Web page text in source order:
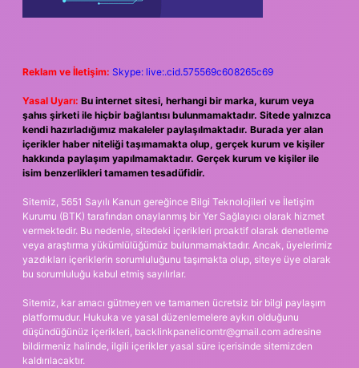
Reklam ve İletişim: Skype: live:.cid.575569c608265c69
Yasal Uyarı: Bu internet sitesi, herhangi bir marka, kurum veya
şahıs şirketi ile hiçbir bağlantısı bulunmamaktadır. Sitede yalnızca
kendi hazırladığımız makaleler paylaşılmaktadır. Burada yer alan
içerikler haber niteliği taşımamakta olup, gerçek kurum ve kişiler
hakkında paylaşım yapılmamaktadır. Gerçek kurum ve kişiler ile
isim benzerlikleri tamamen tesadüfidir.
Sitemiz, 5651 Sayılı Kanun gereğince Bilgi Teknolojileri ve İletişim
Kurumu (BTK) tarafından onaylanmış bir Yer Sağlayıcı olarak hizmet
vermektedir. Bu nedenle, sitedeki içerikleri proaktif olarak denetleme
veya araştırma yükümlülüğümüz bulunmamaktadır. Ancak, üyelerimiz
yazdıkları içeriklerin sorumluluğunu taşımakta olup, siteye üye olarak
bu sorumluluğu kabul etmiş sayılırlar.
Sitemiz, kar amacı gütmeyen ve tamamen ücretsiz bir bilgi paylaşım
platformudur. Hukuka ve yasal düzenlemelere aykırı olduğunu
düşündüğünüz içerikleri, backlinkpanelicomtr@gmail.com adresine
bildirmeniz halinde, ilgili içerikler yasal süre içerisinde sitemizden
kaldırılacaktır.